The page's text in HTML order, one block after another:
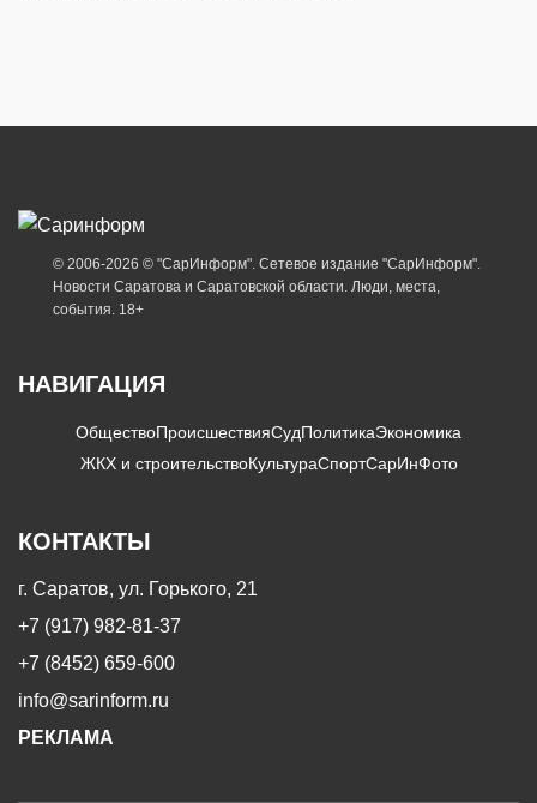
© 2006-2026 © "СарИнформ". Сетевое издание "СарИнформ".
Новости Саратова и Саратовской области. Люди, места,
события. 18+
НАВИГАЦИЯ
ОбществоПроисшествияСудПолитикаЭкономика
ЖКХ и строительствоКультураСпортСарИнФото
КОНТАКТЫ
г. Саратов, ул. Горького, 21
+7 (917) 982-81-37
+7 (8452) 659-600
info@sarinform.ru
РЕКЛАМА